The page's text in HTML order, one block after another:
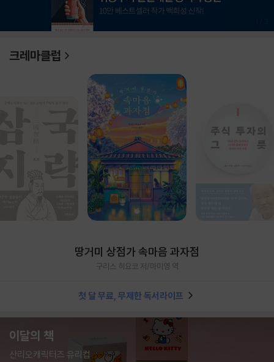
크레마클럽
땅거미 상점가 속마음 과자점
구리스 히요코 저/마미영 역
첫 달 무료, 무제한 독서라이프
이달의 책
산리오캐릭터즈 유리컵